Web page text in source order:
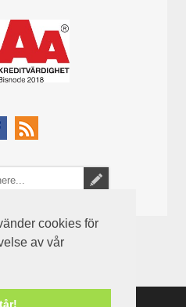
cookies för
av vår